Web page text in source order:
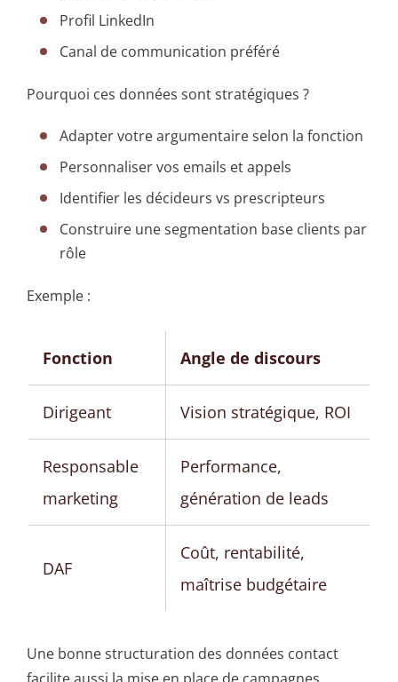
Profil LinkedIn
Canal de communication préféré
Pourquoi ces données sont stratégiques ?
Adapter votre argumentaire selon la fonction
Personnaliser vos emails et appels
Identifier les décideurs vs prescripteurs
Construire une segmentation base clients par
rôle
Exemple :
Fonction Angle de discours
Dirigeant Vision stratégique, ROI
Responsable
marketing
Performance,
génération de leads
DAF
Coût, rentabilité,
maîtrise budgétaire
Une bonne structuration des données contact